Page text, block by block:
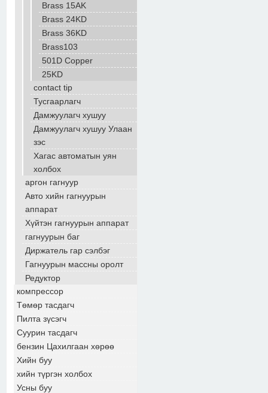
Brass 15AK
Brass 24KD
Brass 36KD
Brass103
501D Copper
25KD
contact tip
Тусгаарлагч
Дамжуулагч хушуу
Дамжуулагч хушуу Улаан
зэс
Хагас автоматын уян
холбох
аргон гагнуур
Авто хийн гагнуурын
аппарат
Хүйтэн гагнуурын аппарат
гагнуурын баг
Диржатель гар сэлбэг
Гагнуурын массны оролт
Редуктор
компрессор
Төмөр тасдагч
Пилта зүсэгч
Суурин тасдагч
бензин Цахилгаан хөрөө
Хийн буу
хийн түргэн холбох
Усны буу